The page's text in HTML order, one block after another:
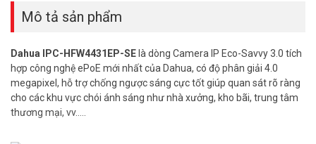
Mô tả sản phẩm
Dahua IPC-HFW4431EP-SElà dòng Camera IP Eco-Savvy 3.0 tích
hợp công nghệ ePoE mới nhất của Dahua, có độ phân giải 4.0
megapixel, hỗ trợ chống ngược sáng cực tốt giúp quan sát rõ ràng
cho các khu vực chói ánh sáng như nhà xưởng, kho bãi, trung tâm
thương mại, vv…..